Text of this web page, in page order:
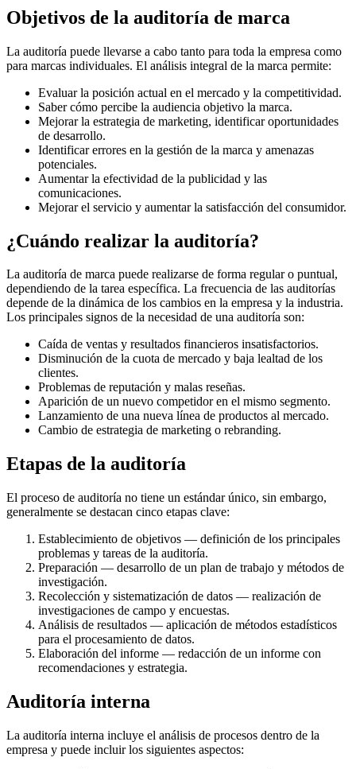
Objetivos de la auditoría de marca
La auditoría puede llevarse a cabo tanto para toda la empresa como
para marcas individuales. El análisis integral de la marca permite:
Evaluar la posición actual en el mercado y la competitividad.
Saber cómo percibe la audiencia objetivo la marca.
Mejorar la estrategia de marketing, identificar oportunidades
de desarrollo.
Identificar errores en la gestión de la marca y amenazas
potenciales.
Aumentar la efectividad de la publicidad y las
comunicaciones.
Mejorar el servicio y aumentar la satisfacción del consumidor.
¿Cuándo realizar la auditoría?
La auditoría de marca puede realizarse de forma regular o puntual,
dependiendo de la tarea específica. La frecuencia de las auditorías
depende de la dinámica de los cambios en la empresa y la industria.
Los principales signos de la necesidad de una auditoría son:
Caída de ventas y resultados financieros insatisfactorios.
Disminución de la cuota de mercado y baja lealtad de los
clientes.
Problemas de reputación y malas reseñas.
Aparición de un nuevo competidor en el mismo segmento.
Lanzamiento de una nueva línea de productos al mercado.
Cambio de estrategia de marketing o rebranding.
Etapas de la auditoría
El proceso de auditoría no tiene un estándar único, sin embargo,
generalmente se destacan cinco etapas clave:
Establecimiento de objetivos — definición de los principales
problemas y tareas de la auditoría.
Preparación — desarrollo de un plan de trabajo y métodos de
investigación.
Recolección y sistematización de datos — realización de
investigaciones de campo y encuestas.
Análisis de resultados — aplicación de métodos estadísticos
para el procesamiento de datos.
Elaboración del informe — redacción de un informe con
recomendaciones y estrategia.
Auditoría interna
La auditoría interna incluye el análisis de procesos dentro de la
empresa y puede incluir los siguientes aspectos: